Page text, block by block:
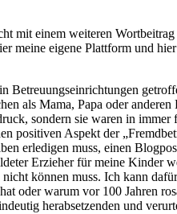
mit einem weiteren
meine eigene Plattform und
als Mama, Papa oder
sondern sie waren in
Aspekt der
erledigen muss, einen
Erzieher für meine Kinder
können muss. Ich kann
oder warum vor 100 Jahren
herabsetzenden und